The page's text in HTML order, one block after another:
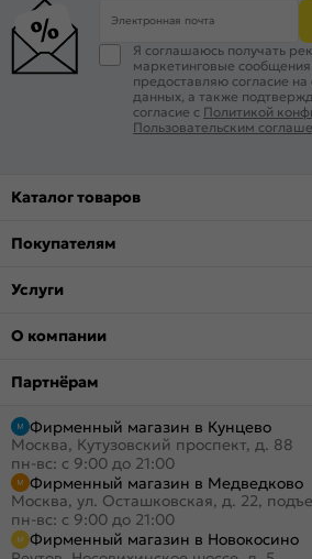
Электронная почта
Я соглашаюсь получать
маркетинговые
предоставляю согласие
данных, а также
согласие с Политикой
Пользовательским
Каталог товаров
Покупателям
Услуги
О компании
Партнёрам
Фирменный магазин в Кунцево
Москва, Кутузовский проспект, д. 88
пн-вс: с 9:00 до 21:00
Фирменный магазин в Медведково
Москва, ул. Осташковская, д. 22,
пн-вс: с 9:00 до 21:00
Фирменный магазин в Новокосино